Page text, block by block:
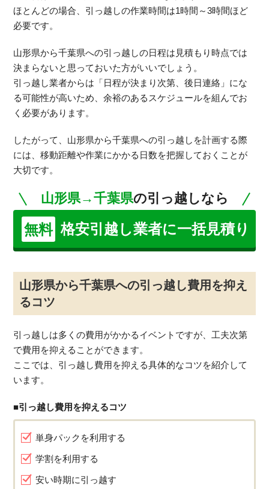
ほとんどの場合、引っ越しの作業時間は1時間～3時間ほど
必要です。
山形県から千葉県への引っ越しの日程は見積もり時点では
決まらないと思っておいた方がいいでしょう。
引っ越し業者からは「日程が決まり次第、後日連絡」にな
る可能性が高いため、余裕のあるスケジュールを組んでお
く必要があります。
したがって、山形県から千葉県への引っ越しを計画する際
には、移動距離や作業にかかる日数を把握しておくことが
大切です。
山形県→千葉県の引っ越しなら
無料 格安引越し業者に一括見積り
山形県から千葉県への引っ越し費用を抑え
るコツ
引っ越しは多くの費用がかかるイベントですが、工夫次第
で費用を抑えることができます。
ここでは、引っ越し費用を抑える具体的なコツを紹介して
います。
■引っ越し費用を抑えるコツ
単身パックを利用する
学割を利用する
安い時期に引っ越す